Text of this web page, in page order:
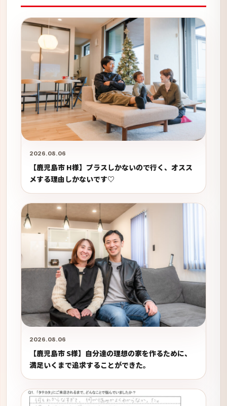
2026.08.06
【鹿児島市 H様】プラスしかないので行く、オスス
メする理由しかないです♡
2026.08.06
【鹿児島市 S様】自分達の理想の家を作るために、
満足いくまで追求することができた。